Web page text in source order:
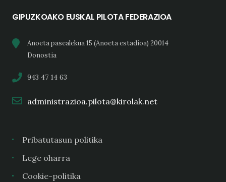
GIPUZKOAKO EUSKAL PILOTA FEDERAZIOA
Anoeta pasealekua 15 (Anoeta estadioa) 20014
Donostia
943 47 14 63
administrazioa.pilota@kirolak.net
Pribatutasun politika
Lege oharra
Cookie-politika